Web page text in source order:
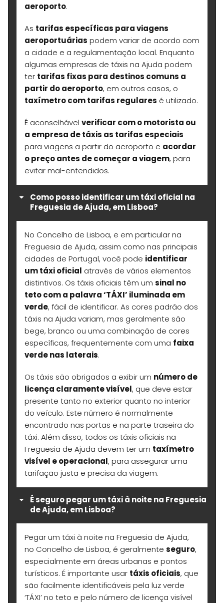
aeroporto.
As tarifas específicas para viagens
aeroportuárias podem variar de acordo com
a cidade e a regulamentação local. Enquanto
algumas empresas de táxis na Ajuda podem
ter tarifas fixas para destinos comuns a
partir do aeroporto, em outros casos, o
taxímetro com tarifas regulares é utilizado.
É aconselhável verificar com o motorista ou
a empresa de táxis as tarifas especiais
para viagens a partir do aeroporto e acordar
o preço antes de começar a viagem, para
evitar mal-entendidos.
Como posso identificar um táxi oficial na
Freguesia de Ajuda, em Lisboa?
No Concelho de Lisboa, e em particular na
Freguesia de Ajuda, assim como nas principais
cidades de Portugal, você pode identificar
um táxi oficial através de vários elementos
distintivos. Os táxis oficiais têm um sinal no
teto com a palavra ‘TÁXI’ iluminada em
verde, fácil de identificar. As cores padrão dos
táxis na Ajuda variam, mas geralmente são
bege, branco ou uma combinação de cores
específicas, frequentemente com uma faixa
verde nas laterais.
Os táxis são obrigados a exibir um número de
licença claramente visível, que deve estar
presente tanto no exterior quanto no interior
do veículo. Este número é normalmente
encontrado nas portas e na parte traseira do
táxi. Além disso, todos os táxis oficiais na
Freguesia de Ajuda devem ter um taxímetro
visível e operacional, para assegurar uma
tarifação justa e precisa da viagem.
É seguro pegar um táxi à noite na Freguesia
de Ajuda, em Lisboa?
Pegar um táxi à noite na Freguesia de Ajuda,
no Concelho de Lisboa, é geralmente seguro,
especialmente em áreas urbanas e pontos
turísticos. É importante usar táxis oficiais, que
são facilmente identificáveis pela luz verde
‘TÁXI’ no teto e pelo número de licença visível